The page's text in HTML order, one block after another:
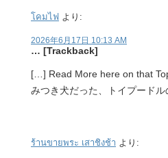
โคมไฟ より:
2026年6月17日 10:13 AM
… [Trackback]
[…] Read More here on that
みつき犬だった、トイプード
ร้านขายพระ เสาชิงช้า より: